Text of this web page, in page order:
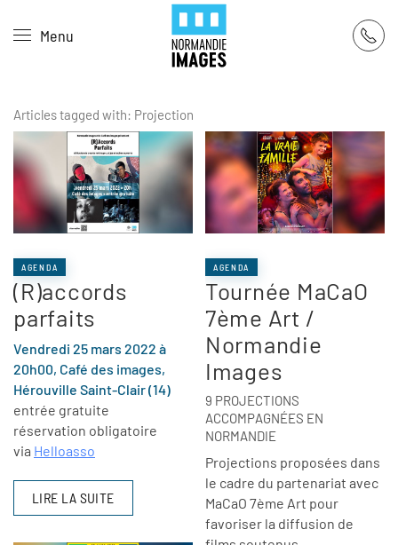
Skip to main content
Menu
Articles tagged with: Projection
AGENDA
(R)accords
parfaits
Vendredi 25 mars 2022 à
20h00, Café des images,
Hérouville Saint-Clair (14)
entrée gratuite
réservation obligatoire
via Helloasso
LIRE LA SUITE
AGENDA
Tournée MaCaO
7ème Art /
Normandie
Images
9 PROJECTIONS
ACCOMPAGNÉES EN
NORMANDIE
Projections proposées dans
le cadre du partenariat avec
MaCaO 7ème Art pour
favoriser la diffusion de
Panneau de gestion des cookies